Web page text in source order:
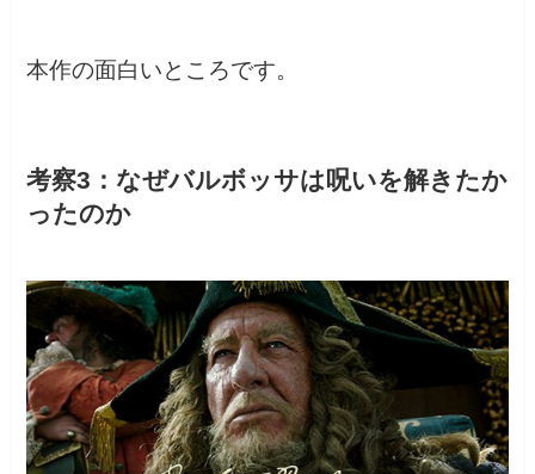
本作の面白いところです。
考察3：なぜバルボッサは呪いを解きたか
ったのか